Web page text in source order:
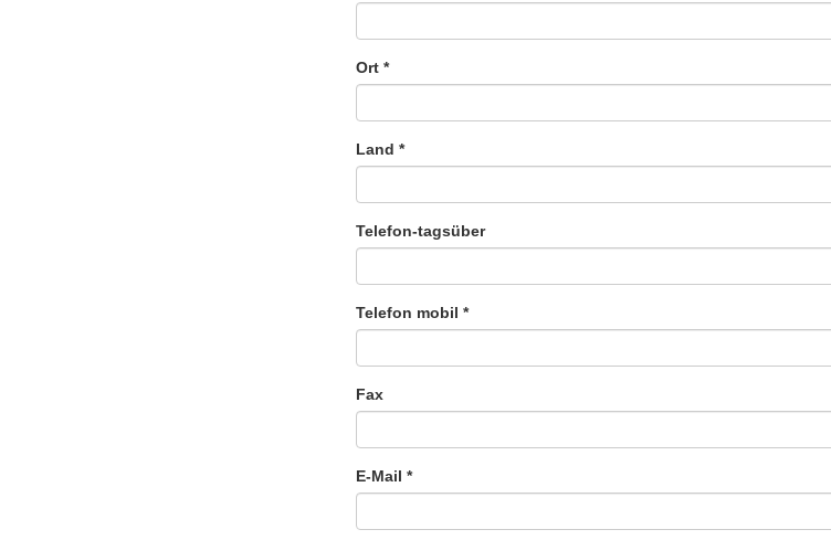
Ort *
Land *
Telefon-tagsüber
Telefon mobil *
Fax
E-Mail *